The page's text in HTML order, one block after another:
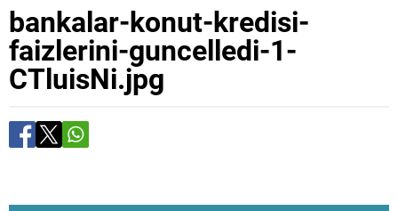
bankalar-konut-kredisi-
faizlerini-guncelledi-1-
CTluisNi.jpg